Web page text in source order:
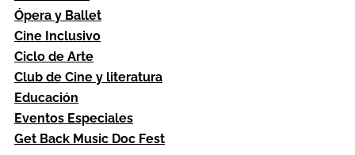
Ópera y Ballet
Cine Inclusivo
Ciclo de Arte
Club de Cine y literatura
Educación
Eventos Especiales
Get Back Music Doc Fest